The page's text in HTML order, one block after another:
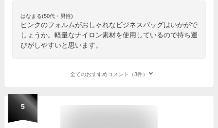
はなまる(50代・男性)
ピンクのフォルムがおしゃれなビジネスバッグはいかがで
しょうか。軽量なナイロン素材を使用しているので持ち運
びがしやすいと思います。
全てのおすすめコメント（3件）
5